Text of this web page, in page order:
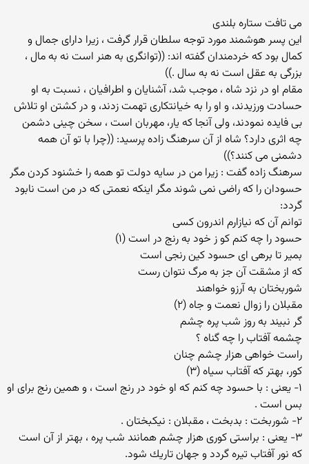
مى تافت ستاره بلندى
اين پسر هوشمند مورد توجه سلطان قرار گرفت ، زيرا داراى جمال و
كمال بود كه خردمندان گفته اند: ((توانگرى به هنر است نه به مال ،
بزرگى به عقل است نه به سال .))
مقام او در نزد شاه ، موجب شد، آشنايان و اطرافيان ، نسبت به او
حسادت ورزيدند، و او را به خيانتكارى تهمت زدند، و در كشتن او تلاش
بى فايده نمودند، ولى آنجا كه يار، مهربان است ، سخن چينى دشمن
چه اثرى دارد؟ شاه از آن سرهنگ زاده پرسيد: ((چرا با تو آن همه
دشمنى مى كنند؟))
سرهنگ زاده گفت : زيرا من در سايه دولت تو همه را خشنود كردن مگر
حسودان را كه راضى نمى شوند مگر اينكه نعمتى كه در من است نابود
گردد:
توانم آن كه نيازارم اندرون كسى
حسود را چه كنم كو ز خود به رنج در است (۱)
بمير تا برهى اى حسود كين رنجى است
كه از مشقت آن جز به مرگ نتوان رست
شوربختان به آرزو خواهند
مقبلان را زوال نعمت و جاه (۲)
گر نبيند به روز شب پره چشم
چشمه آفتاب را چه گناه ؟
راست خواهى هزار چشم چنان
كور، بهتر كه آفتاب سياه (۳)
۱- يعنى : با حسود چه كنم كه او خود در رنج است ، و همين رنج براى او
بس است .
۲- شوربخت : بدبخت ، مقبلان : نيكبختان .
۳- يعنى : براستى كورى هزار چشم همانند شب پره ، بهتر از آن است
كه نور آفتاب تيره گردد و جهان تاريك شود.